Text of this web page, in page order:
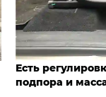
Есть
подпора и